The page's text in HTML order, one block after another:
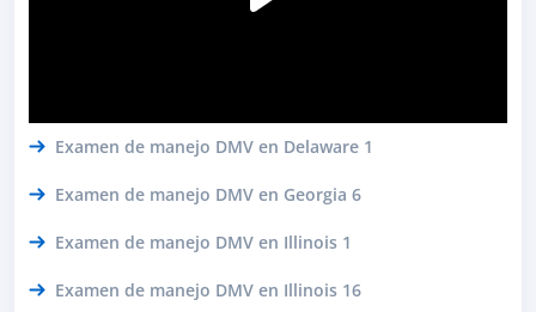
Examen de manejo DMV en Delaware 1
Examen de manejo DMV en Georgia 6
Examen de manejo DMV en Illinois 1
Examen de manejo DMV en Illinois 16